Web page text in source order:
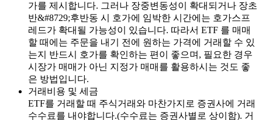
가를 제시합니다. 그러나 장중변동성이 확대되거나 장초
반&#8729;후반동 시 호가에 임박한 시간에는 호가스프
레드가 확대될 가능성이 있습니다. 따라서 ETF 를 매매
할 때에는 주문을 내기 전에 원하는 가격에 거래할 수 있
는지 반드시 호가를 확인하는 편이 좋으며, 필요한 경우
시장가 매매가 아닌 지정가 매매를 활용하시는 것도 좋
은 방법입니다.
거래비용 및 세금
ETF를 거래할 때 주식거래와 마찬가지로 증권사에 거래
수수료를 내야합니다.(수수료는 증권사별로 상이함). 거